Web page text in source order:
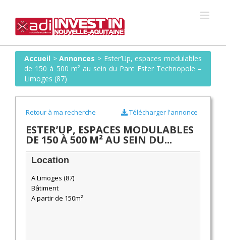
content
Accueil >Annonces > Ester’Up, espaces modulables
de 150 à 500 m² au sein du Parc Ester Technopole –
Limoges (87)
Retour à ma recherche
ESTER’UP, ESPACES MODULABLES
DE 150 À 500 M² AU SEIN DU...
Télécharger l'annonce
Location
A Limoges (87)
Bâtiment
A partir de 150m²